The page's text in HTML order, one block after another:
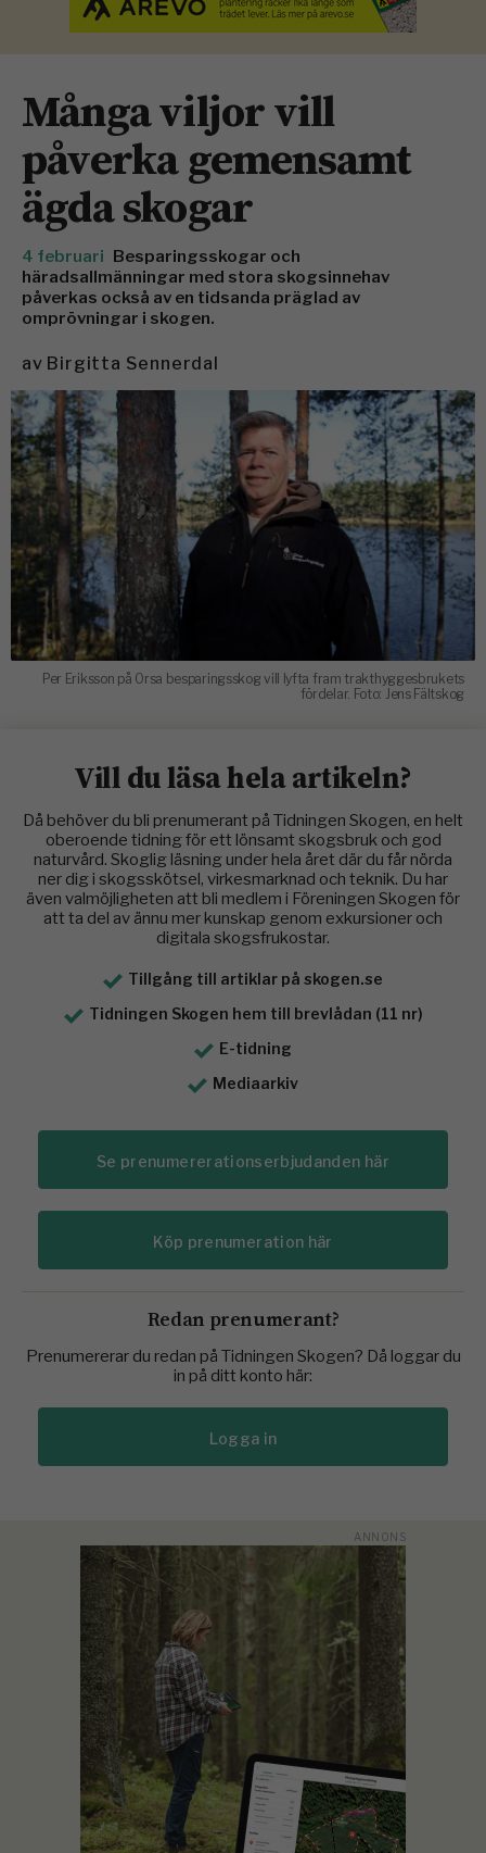
Många viljor vill
påverka gemensamt
ägda skogar
4 februari Besparingsskogar och
häradsallmänningar med stora skogsinnehav
påverkas också av en tidsanda präglad av
omprövningar i skogen.
av Birgitta Sennerdal
Per Eriksson på Orsa besparingsskog vill lyfta fram trakthyggesbrukets
fördelar. Foto: Jens Fältskog
Vill du läsa hela artikeln?
Då behöver du bli prenumerant på Tidningen Skogen, en helt
oberoende tidning för ett lönsamt skogsbruk och god
naturvård. Skoglig läsning under hela året där du får nörda
ner dig i skogsskötsel, virkesmarknad och teknik. Du har
även valmöjligheten att bli medlem i Föreningen Skogen för
att ta del av ännu mer kunskap genom exkursioner och
digitala skogsfrukostar.
Tillgång till artiklar på skogen.se
Tidningen Skogen hem till brevlådan (11 nr)
E-tidning
Mediaarkiv
Se prenumererationserbjudanden här
Köp prenumeration här
Redan prenumerant?
Prenumererar du redan på Tidningen Skogen? Då loggar du
in på ditt konto här:
Logga in